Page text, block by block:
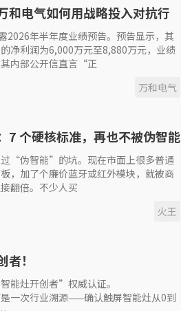
和电气如何用战略投入对抗行
2026年半年度业绩预告。预告显示，其
净利润为6,000万元至8,880万元，业绩
内部公开信直言“正
万和电气
7 个硬核标准，再也不被伪智能
“伪智能”的坑。现在市面上很多普通
，加了个廉价蓝牙或红外模块，就被商
翻倍。不少人买
火王
！
能灶开创者”权威认证。
一次行业溯源——确认触屏智能灶从0到